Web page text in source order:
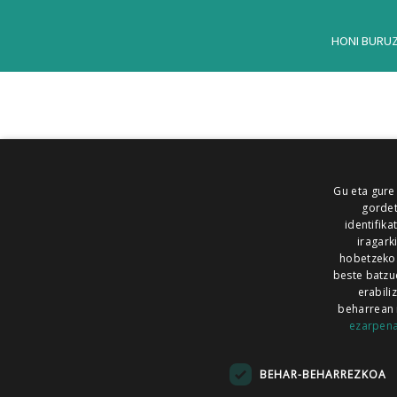
HONI BURUZ
ALEA
MAILOPE NOAUA
Gu eta
hobetzeko.
beste
BEHAR-BEHARREZKOA